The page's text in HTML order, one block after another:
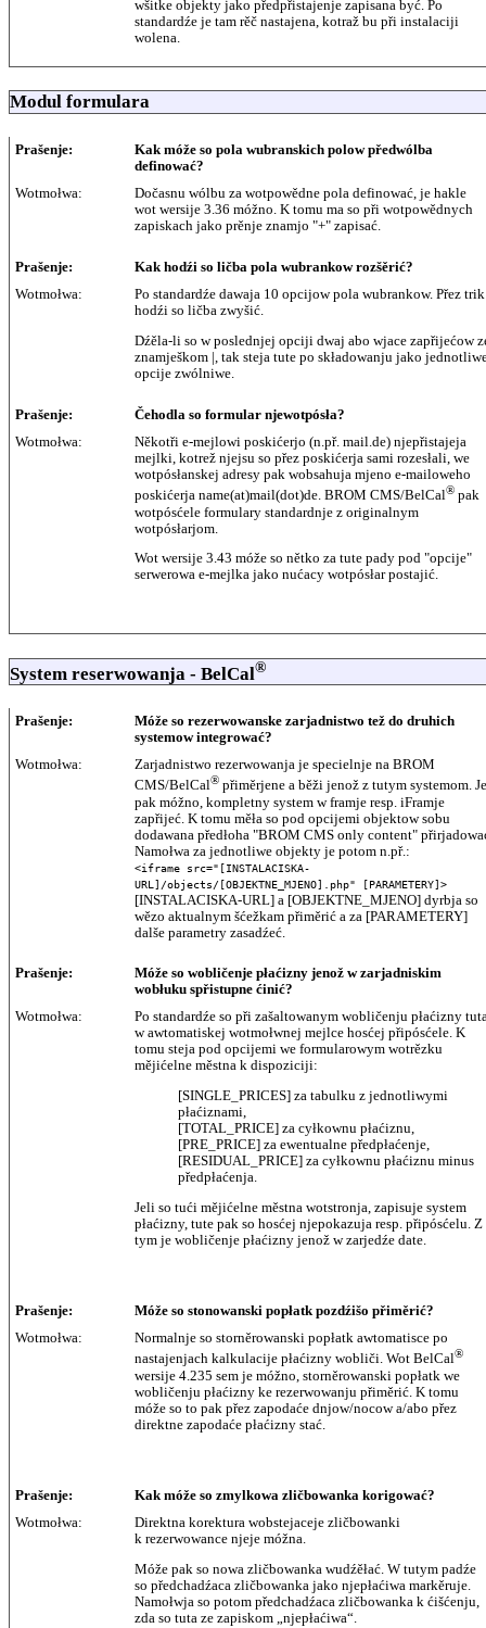
wšitke objekty jako předpřistajenje zapisana być. Po
standardźe je tam rěč nastajena, kotraž bu při instalaciji
wolena.
Modul formulara
Prašenje:
Kak móže so pola wubranskich polow předwólba
definować?
Wotmołwa:
Dočasnu wólbu za wotpowědne pola definować, je hakle
wot wersije 3.36 móžno. K tomu ma so při wotpowědnych
zapiskach jako prěnje znamjo "+" zapisać.
Prašenje:
Kak hodźi so ličba pola wubrankow rozšěrić?
Wotmołwa:
Po standardźe dawaja 10 opcijow pola wubrankow. Přez trik
hodźi so ličba zwyšić.
Dźěla-li so w poslednjej opciji dwaj abo wjace zapřijećow
znamješkom |, tak steja tute po składowanju jako
opcije zwólniwe.
Prašenje:
Čehodla so formular njewotpósła?
Wotmołwa:
Někotři e-mejlowi poskićerjo (n.př. mail.de) njepřistajeja
mejlki, kotrež njejsu so přez poskićerja sami rozesłali, we
wotpósłanskej adresy pak wobsahuja mjeno e-mailoweho
poskićerja name(at)mail(dot)de. BROM CMS/BelCal® pak
wotpósćele formulary standardnje z originalnym
wotpósłarjom.
Wot wersije 3.43 móže so nětko za tute pady pod "opcije"
serwerowa e-mejlka jako nućacy wotpósłar postajić.
System reserwowanja - BelCal®
Prašenje:
Móže so rezerwowanske zarjadnistwo tež do druhich
systemow integrować?
Wotmołwa:
Zarjadnistwo rezerwowanja je specielnje na BROM
CMS/BelCal® přiměrjene a běži jenož z tutym systemom. Je
pak móžno, kompletny system w framje resp. iFramje
zapřijeć. K tomu měła so pod opcijemi objektow sobu
dodawana předłoha "BROM CMS only content"
Namołwa za jednotliwe objekty je potom n.př.:
<iframe src="[INSTALACISKA-
URL]/objects/[OBJEKTNE_MJENO].php" [PARAMETERY]>
[INSTALACISKA-URL] a [OBJEKTNE_MJENO] dyrbja so
wězo aktualnym šćežkam přiměrić a za [PARAMETERY]
dalše parametry zasadźeć.
Prašenje:
Móže so wobličenje płaćizny jenož w zarjadniskim
wobłuku spřistupne ćinić?
Wotmołwa:
Po standardźe so při zašaltowanym wobličenju płaćizny
w awtomatiskej wotmołwnej mejlce hosćej připósćele. K
tomu steja pod opcijemi we formularowym wotrězku
mějićelne městna k dispoziciji:
[SINGLE_PRICES] za tabulku z jednotliwymi
płaćiznami,
[TOTAL_PRICE] za cyłkownu płaćiznu,
[PRE_PRICE] za ewentualne předpłaćenje,
[RESIDUAL_PRICE] za cyłkownu płaćiznu minus
předpłaćenja.
Jeli so tući mějićelne městna wotstronja, zapisuje system
płaćizny, tute pak so hosćej njepokazuja resp. připósćelu. Z
tym je wobličenje płaćizny jenož w zarjedźe date.
Prašenje:
Móže so stonowanski popłatk pozdźišo přiměrić?
Wotmołwa:
Normalnje so storněrowanski popłatk awtomatisce po
nastajenjach kalkulacije płaćizny wobliči. Wot BelCal®
wersije 4.235 sem je móžno, storněrowanski popłatk we
wobličenju płaćizny ke rezerwowanju přiměrić. K tomu
móže so to pak přez zapodaće dnjow/nocow a/abo přez
direktne zapodaće płaćizny stać.
Prašenje:
Kak móže so zmylkowa zličbowanka korigować?
Wotmołwa:
Direktna korektura wobstejaceje zličbowanki
k rezerwowance njeje móžna.
Móže pak so nowa zličbowanka wudźěłać. W tutym padźe
so předchadźaca zličbowanka jako njepłaćiwa markěruje.
Namołwja so potom předchadźaca zličbowanka k ćišćenju,
zda so tuta ze zapiskom „njepłaćiwa“.